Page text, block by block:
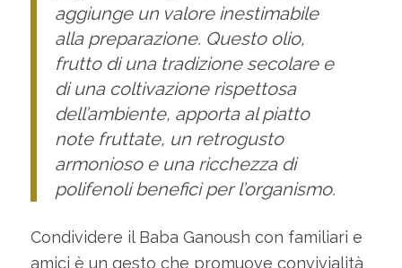
aggiunge un valore inestimabile
alla preparazione. Questo olio,
frutto di una tradizione secolare e
di una coltivazione rispettosa
dell’ambiente, apporta al piatto
note fruttate, un retrogusto
armonioso e una ricchezza di
polifenoli benefici per l’organismo.
Condividere il Baba Ganoush con familiari e
amici è un gesto che promuove convivialità